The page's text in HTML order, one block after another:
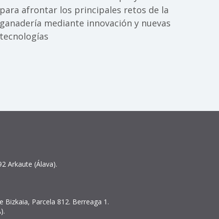
para afrontar los principales retos de la
ganadería mediante innovación y nuevas
tecnologías
Arkaute (Álava).
Bizkaia, Parcela 812. Berreaga 1.